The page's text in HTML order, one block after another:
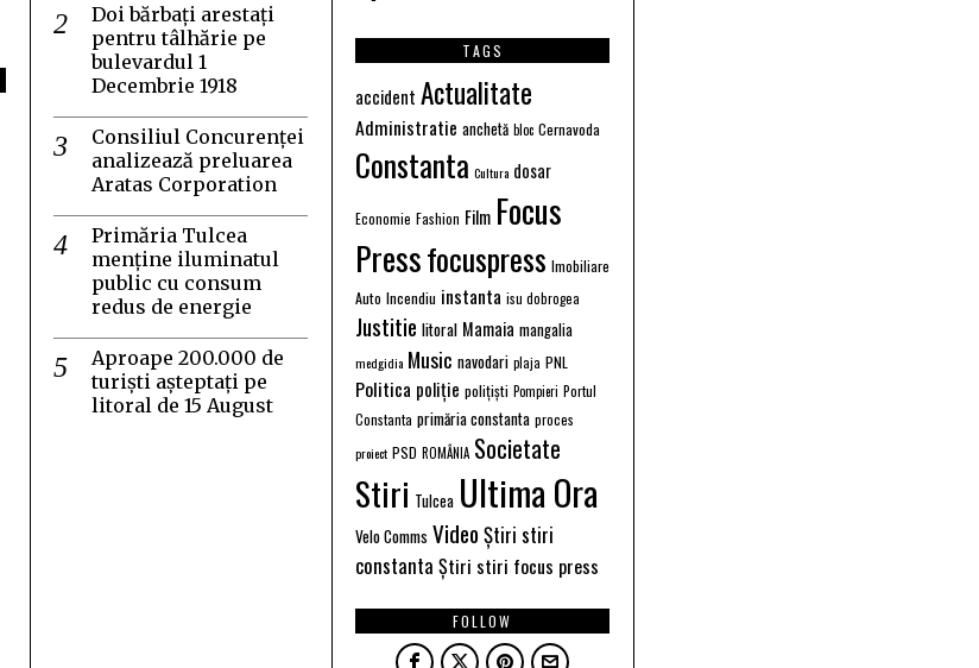
Doi bărbați arestați
pentru tâlhărie pe
bulevardul 1
Decembrie 1918
Consiliul Concurenței
analizează preluarea
Aratas Corporation
Primăria Tulcea
menține iluminatul
public cu consum
redus de energie
Aproape 200.000 de
turiști așteptați pe
litoral de 15 August
TAGS
accident Actualitate
Administratie anchetă bloc Cernavoda
Constanta Cultura dosar
Economie Fashion Film Focus
Pressfocuspress Imobiliare
Auto Incendiu instanta isu dobrogea
Justitie litoral Mamaia mangalia
medgidia Music navodari plaja PNL
Politica poliție polițiști Pompieri Portul
Constanta primăria constanta proces
proiect PSD ROMÂNIA Societate
Stiri Tulcea Ultima Ora
Velo Comms Video Știri stiri
constanta Știri stiri focus press
FOLLOW